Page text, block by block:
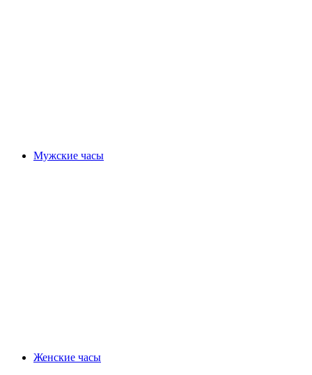
Мужские часы
Женские часы